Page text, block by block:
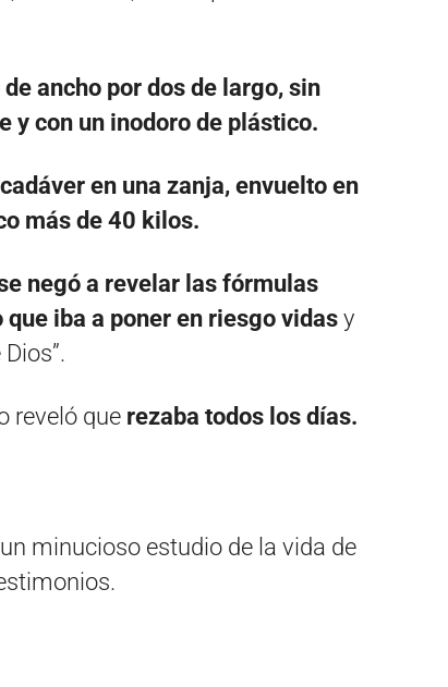
ancho por dos de largo, sin
y con un inodoro de plástico.
en una zanja, envuelto en
más de 40 kilos.
negó a revelar las fórmulas
iba a poner en riesgo vidas y
reveló que rezaba todos los días.
minucioso estudio de la vida de